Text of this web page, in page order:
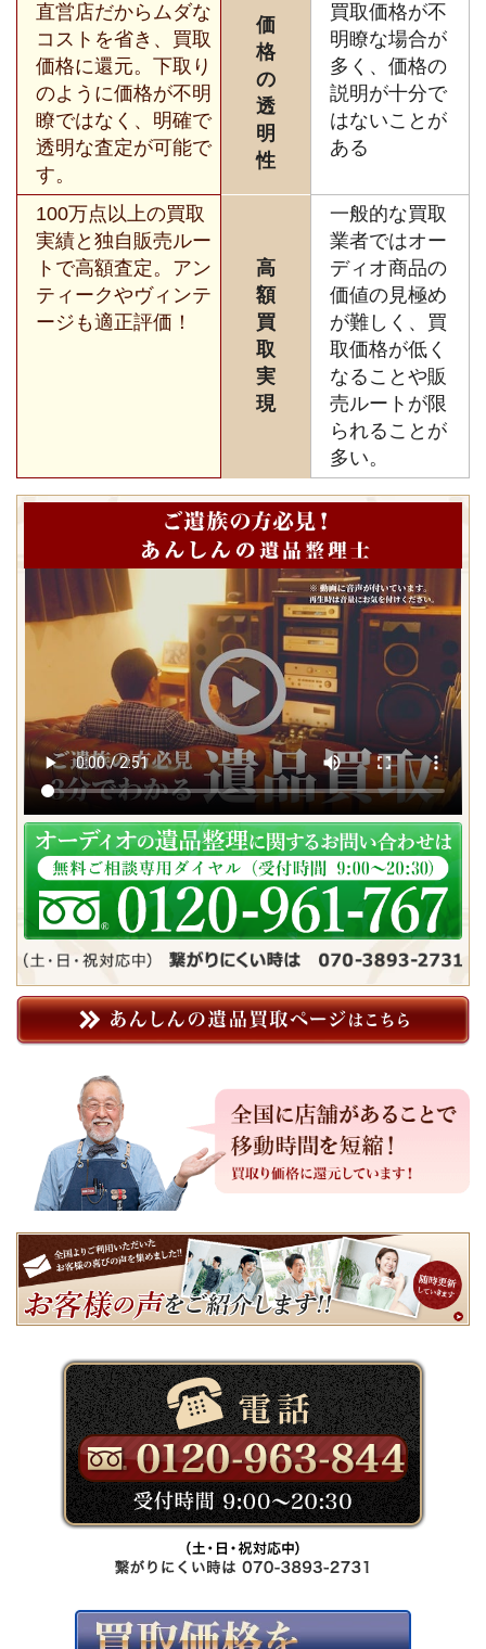
直営店だからムダな
コストを省き、買取
価格に還元。下取り
のように価格が不明
瞭ではなく、明確で
透明な査定が可能で
す。
価
格
の
透
明
性
買取価格が不
明瞭な場合が
多く、価格の
説明が十分で
はないことが
ある
100万点以上の買取
実績と独自販売ルー
トで高額査定。アン
ティークやヴィンテ
ージも適正評価！
高
額
買
取
実
現
一般的な買取
業者ではオー
ディオ商品の
価値の見極め
が難しく、買
取価格が低く
なることや販
売ルートが限
られることが
多い。